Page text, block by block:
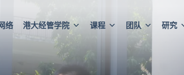
络 港大经管学院 课程 团队 研究